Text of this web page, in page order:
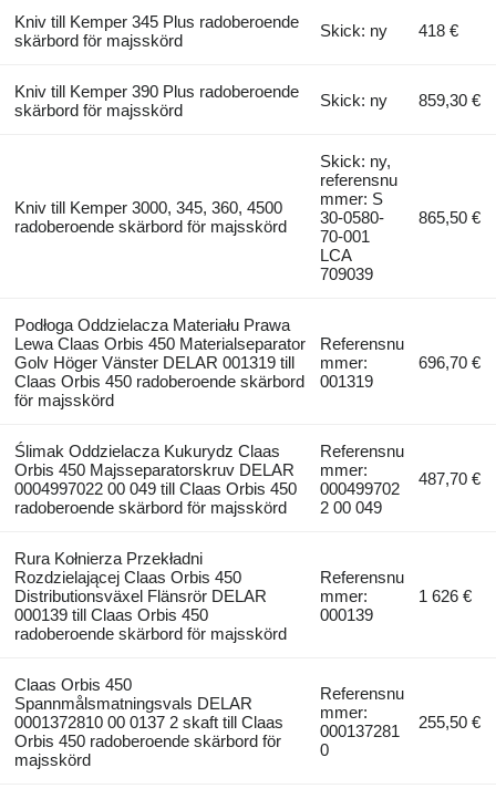
Kniv till Kemper 345 Plus radoberoende
skärbord för majsskörd
Skick: ny 418 €
Kniv till Kemper 390 Plus radoberoende
skärbord för majsskörd
Skick: ny 859,30 €
Kniv till Kemper 3000, 345, 360, 4500
radoberoende skärbord för majsskörd
Skick: ny,
referensnu
mmer: S
30-0580-
70-001
LCA
709039
865,50 €
Podłoga Oddzielacza Materiału Prawa
Lewa Claas Orbis 450 Materialseparator
Golv Höger Vänster DELAR 001319 till
Claas Orbis 450 radoberoende skärbord
för majsskörd
Referensnu
mmer:
001319
696,70 €
Ślimak Oddzielacza Kukurydz Claas
Orbis 450 Majsseparatorskruv DELAR
0004997022 00 049 till Claas Orbis 450
radoberoende skärbord för majsskörd
Referensnu
mmer:
000499702
2 00 049
487,70 €
Rura Kołnierza Przekładni
Rozdzielającej Claas Orbis 450
Distributionsväxel Flänsrör DELAR
000139 till Claas Orbis 450
radoberoende skärbord för majsskörd
Referensnu
mmer:
000139
1 626 €
Claas Orbis 450
Spannmålsmatningsvals DELAR
0001372810 00 0137 2 skaft till Claas
Orbis 450 radoberoende skärbord för
majsskörd
Referensnu
mmer:
000137281
0
255,50 €